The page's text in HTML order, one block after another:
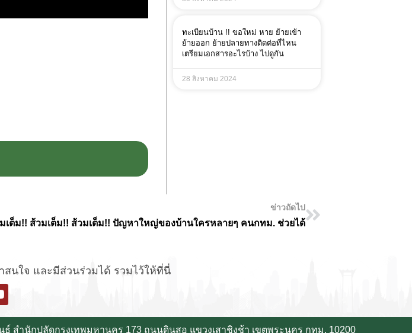
ทะเบียนบ้าน !! ขอใหม่ หาย ย้ายเข้า
ย้ายออก ย้ายปลายทางติดต่อที่ไหน
เตรียมเอกสารอะไรบ้าง ไปดูกัน
28 สิงหาคม 2024
ข่าวถัดไป
เต็ม!! ส้วมเต็ม!! ส้วมเต็ม!! ปัญหาใหญ่ของบ้านใครหลายๆ คนกทม. ช่วยได้
สนใจ และมีส่วนร่วมได้ รวมไว้ให้ที่นี่
สำนักปลัดกรุงเทพมหานคร 173 ถนนดินสอ แขวงเสาชิงช้า เขตพระนคร กทม. 10200